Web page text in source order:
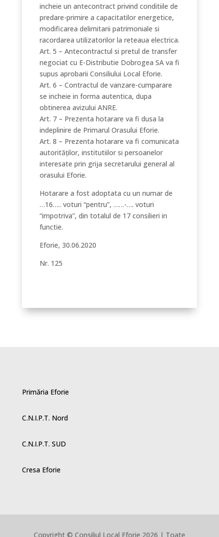
incheie un antecontract privind conditiile de
predare-primire a capacitatilor energetice,
modificarea delimitarii patrimoniale si
racordarea utilizatorilor la reteaua electrica.
Art. 5 – Antecontractul si pretul de transfer
negociat cu E-Distributie Dobrogea SA va fi
supus aprobarii Consiliului Local Eforie.
Art. 6 – Contractul de vanzare-cumparare
se incheie in forma autentica, dupa
obtinerea avizului ANRE.
Art. 7 – Prezenta hotarare va fi dusa la
indeplinire de Primarul Orasului Eforie.
Art. 8 – Prezenta hotarare va fi comunicata
autorităților, institutiilor si persoanelor
interesate prin grija secretarului general al
orasului Eforie.
Hotarare a fost adoptata cu un numar de
…16….. voturi “pentru”, ……-…. voturi
“impotriva”, din totalul de 17 consilieri in
functie.
Eforie, 30.06.2020
Nr. 125
Primăria Eforie
C.N.I.P.T. Nord
C.N.I.P.T. SUD
Cresa Eforie
Copyright © Consiliul Local Eforie 2026 | Toate